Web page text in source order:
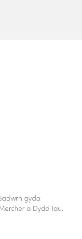
gyda
a Dydd Iau.